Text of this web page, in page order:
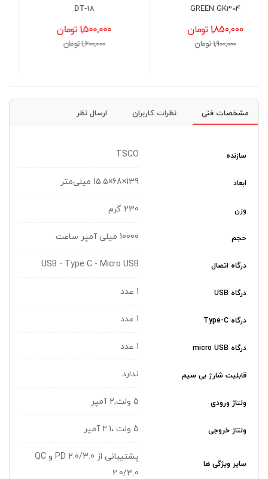
1,500,000 تومان
1,600,000 تومان
1,650,000 تومان
1,800,000 تومان
مشخصات فنی نظرات کاربران ارسال نظر
سازنده TSCO
ابعاد 139×68×15.5 میلی‌متر
وزن 230 گرم
حجم 10000 میلی آمپر ساعت
درگاه اتصال USB - Type C - Micro USB
درگاه USB 1 عدد
درگاه Type-C 1 عدد
درگاه micro USB 1 عدد
قابلیت شارژ بی سیم ندارد
ولتاژ ورودی 5 ولت,2 آمپر
ولتاژ خروجی 5 ولت ،2.1 آمپر
سایر ویژگی ها
پشتیبانی از PD 2.0/3.0 و QC
2.0/3.0